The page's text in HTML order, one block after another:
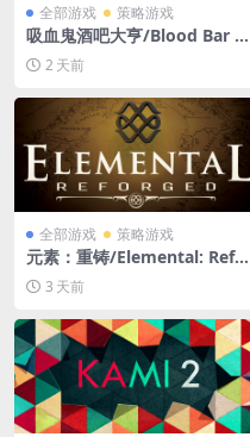
全部游戏 策略游戏
吸血鬼酒吧大亨/Blood Bar T
ycoon
2 天前
全部游戏 策略游戏
元素：重铸/Elemental: Refo
rged（更新v1.3）
3 天前